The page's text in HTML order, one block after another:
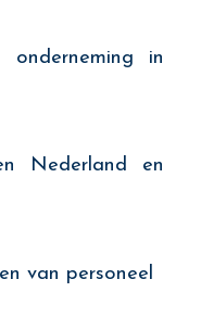
in
Nederland en
van personeel